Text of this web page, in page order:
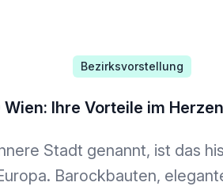
Bezirksvorstellung
Wien: Ihre Vorteile im
Stadt genannt, ist das
Barockbauten,